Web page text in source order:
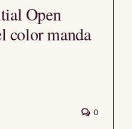
Open
color manda
0